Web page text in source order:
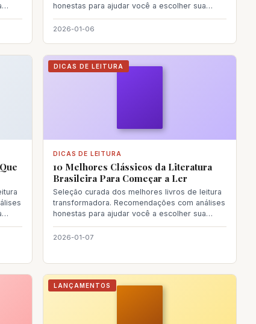
honestas para ajudar você a escolher sua
2026-01-06
DICAS DE LEITURA
DICAS DE LEITURA
10 Melhores Clássicos da Literatura
Brasileira Para Começar a Ler
Seleção curada dos melhores livros de leitura
transformadora. Recomendações com análises
honestas para ajudar você a escolher sua
2026-01-07
LANÇAMENTOS